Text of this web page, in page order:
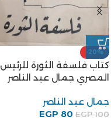
-20%
كتاب فلسفة الثورة للرئيس
المصري جمال عبد الناصر
جمال عبد الناصر
EGP100
EGP 80